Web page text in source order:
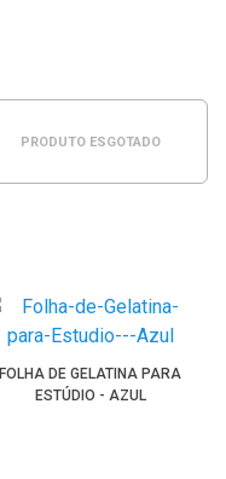
PRODUTO ESGOTADO
FOLHA DE GELATINA PARA
ESTÚDIO - AZUL